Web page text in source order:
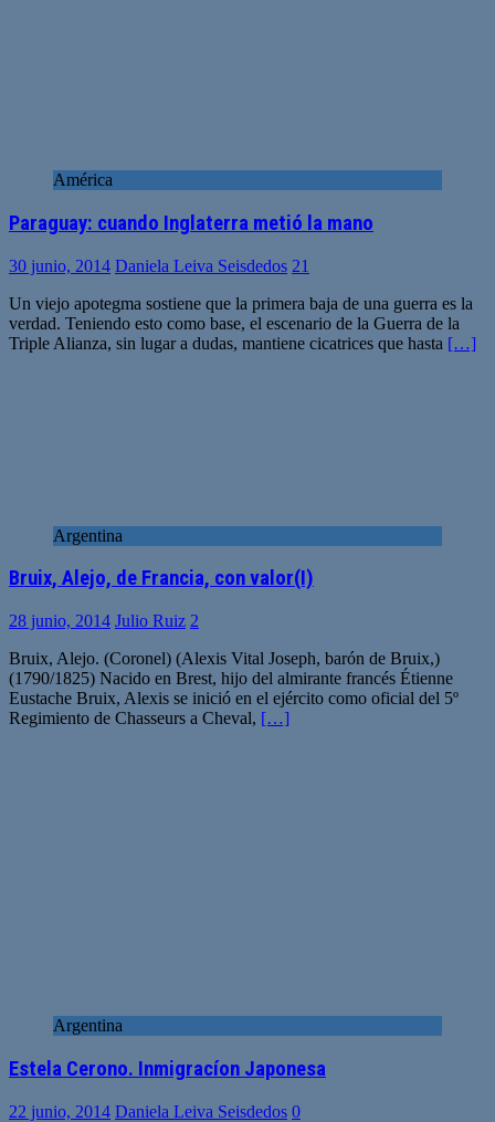
América
Paraguay: cuando Inglaterra metió la mano
30 junio, 2014 Daniela Leiva Seisdedos 21
Un viejo apotegma sostiene que la primera baja de una guerra es la
verdad. Teniendo esto como base, el escenario de la Guerra de la
Triple Alianza, sin lugar a dudas, mantiene cicatrices que hasta […]
Argentina
Bruix, Alejo, de Francia, con valor(I)
28 junio, 2014 Julio Ruiz 2
Bruix, Alejo. (Coronel) (Alexis Vital Joseph, barón de Bruix,)
(1790/1825) Nacido en Brest, hijo del almirante francés Étienne
Eustache Bruix, Alexis se inició en el ejército como oficial del 5º
Regimiento de Chasseurs a Cheval, […]
Argentina
Estela Cerono. Inmigracíon Japonesa
22 junio, 2014 Daniela Leiva Seisdedos 0